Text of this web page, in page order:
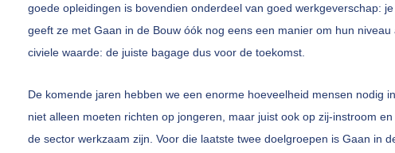
goede opleidingen is bovendien onderdeel van goed werkgeverschap:
geeft ze met Gaan in de Bouw óók nog eens een manier om hun
civiele waarde: de juiste bagage dus voor de toekomst.
De komende jaren hebben we een enorme hoeveelheid mensen nodig
niet alleen moeten richten op jongeren, maar juist ook op zij-instroom
de sector werkzaam zijn. Voor die laatste twee doelgroepen is Gaan in